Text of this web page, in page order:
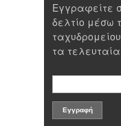
Εγγραφείτε
δελτίο μέσω
τα